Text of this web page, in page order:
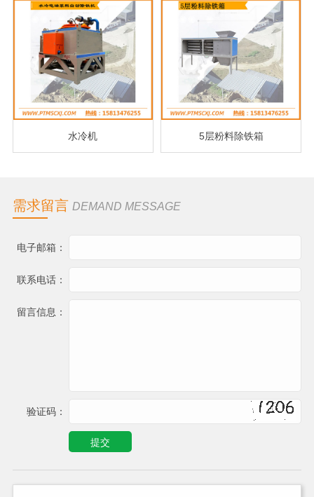
水冷机 5层粉料除铁箱
需求留言 DEMAND MESSAGE
电子邮箱：
联系电话：
留言信息：
验证码：